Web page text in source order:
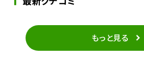
もっと見る